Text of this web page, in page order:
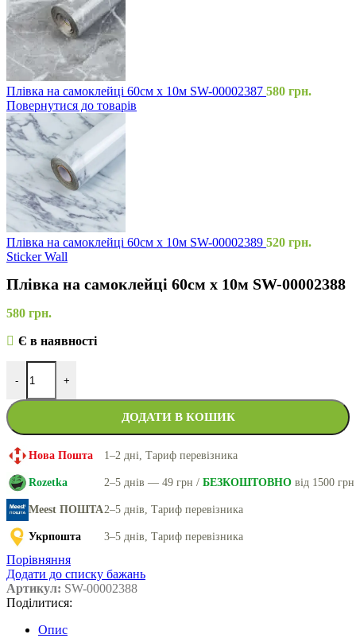
Плівка на самоклейці 60см х 10м SW-00002387 580 грн.
Повернутися до товарів
Плівка на самоклейці 60см х 10м SW-00002389 520 грн.
Sticker Wall
Плівка на самоклейці 60см х 10м SW-00002388
580 грн.
Є в наявності
- +
ДОДАТИ В КОШИК
Нова Пошта 1–2 дні, Тариф перевізника
Rozetka 2–5 днів — 49 грн / БЕЗКОШТОВНО від 1500 грн
Meest ПОШТА2–5 днів, Тариф перевізника
Укрпошта 3–5 днів, Тариф перевізника
Порівняння
Додати до списку бажань
Артикул: SW-00002388
Поділитися:
Опис